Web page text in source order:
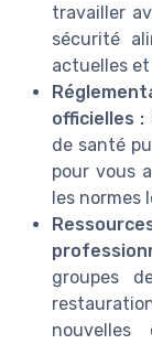
travailler
sécurité
actuelles
officielles :
de santé
pour vous
les normes
groupes